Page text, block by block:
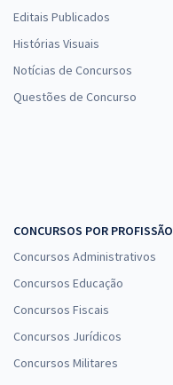
Editais Publicados
Histórias Visuais
Notícias de Concursos
Questões de Concurso
CONCURSOS POR PROFISSÃO
Concursos Administrativos
Concursos Educação
Concursos Fiscais
Concursos Jurídicos
Concursos Militares